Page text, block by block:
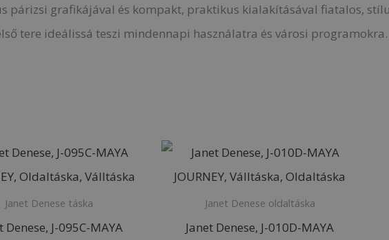
párizsi grafikájával és kompakt, praktikus kialakításával fiatalos,
tere ideálissá teszi mindennapi használatra és városi programokra.
Janet Denese táska
Denese, J-095C-MAYA
Janet Denese oldaltáska
Janet Denese, J-010D-MAYA